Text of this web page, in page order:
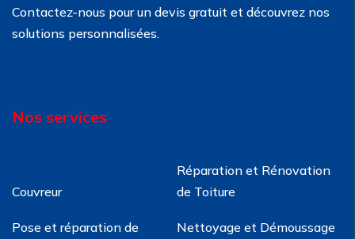
Contactez-nous pour un devis gratuit et découvrez nos
solutions personnalisées.
Nos services
Couvreur
Réparation et Rénovation
de Toiture
Pose et réparation de
Nettoyage et Démoussage